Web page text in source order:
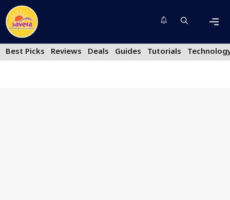
Skip
to
content
Best Picks
Reviews Deals Guides Tutorials